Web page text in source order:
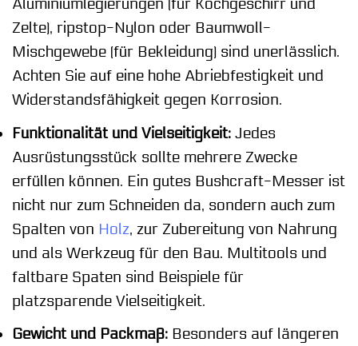
Aluminiumlegierungen (für Kochgeschirr und
Zelte), ripstop-Nylon oder Baumwoll-
Mischgewebe (für Bekleidung) sind unerlässlich.
Achten Sie auf eine hohe Abriebfestigkeit und
Widerstandsfähigkeit gegen Korrosion.
Funktionalität und Vielseitigkeit: Jedes
Ausrüstungsstück sollte mehrere Zwecke
erfüllen können. Ein gutes Bushcraft-Messer ist
nicht nur zum Schneiden da, sondern auch zum
Spalten von Holz, zur Zubereitung von Nahrung
und als Werkzeug für den Bau. Multitools und
faltbare Spaten sind Beispiele für
platzsparende Vielseitigkeit.
Gewicht und Packmaß: Besonders auf längeren